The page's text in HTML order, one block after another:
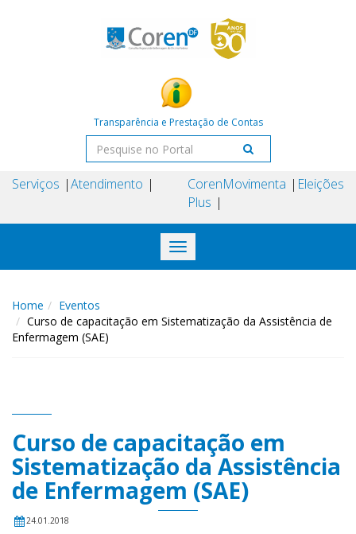
Transparência e Prestação de Contas
Serviços Atendimento
Coren
Plus
Movimenta Eleições
Toggle
navigation
Home
Eventos
Curso de capacitação em Sistematização da Assistência de
Enfermagem (SAE)
Curso de capacitação em
Sistematização da Assistência
de Enfermagem (SAE)
24.01.2018